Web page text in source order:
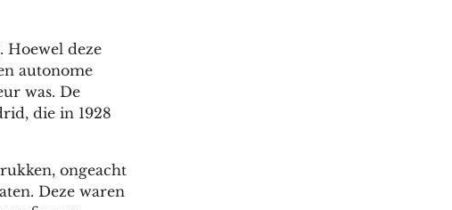
Hoewel deze
autonome
was. De
die in 1928
ongeacht
Deze waren